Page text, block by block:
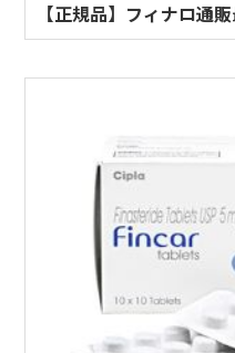
【正規品】フィナロ通